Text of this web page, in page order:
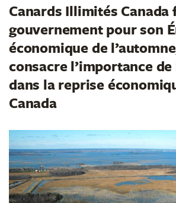
Canards Illimités
gouvernement pour son
économique de
consacre l’importance
dans la reprise
Canada